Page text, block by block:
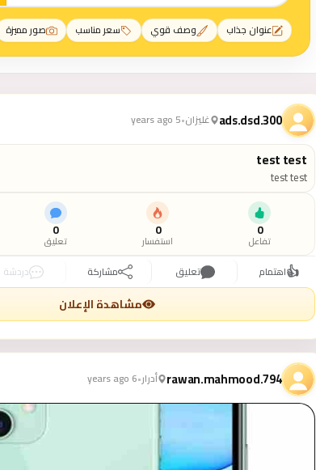
عنوان جذاب وصف قوي سعر مناسب صور مميزة
منشورات موبايل - تابلت
ads.dsd.300 غليزان•
5 years ago
test test
test test
0
تفاعل
0
استفسار
0
تعليق
👍اهتمام تعليق مشاركة دردشة
مشاهدة الإعلان
rawan.mahmood.794 أدرار•
6 years ago